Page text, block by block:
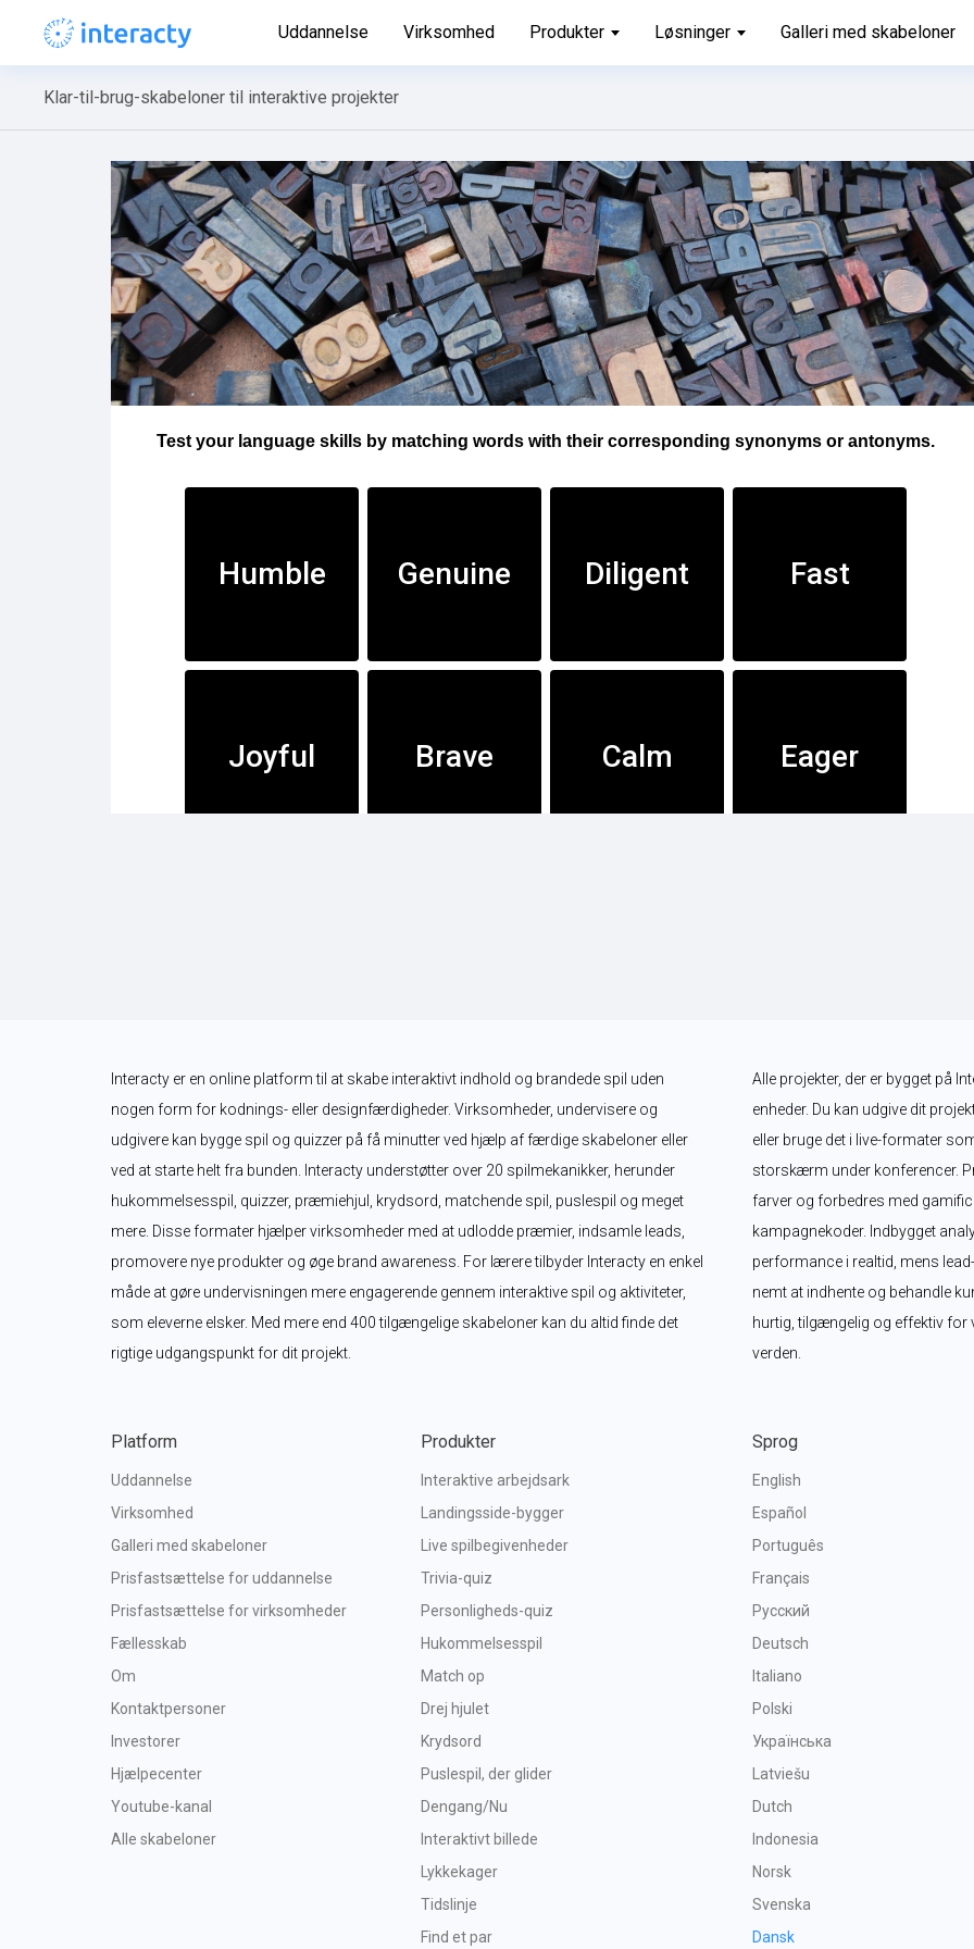
Uddannelse Virksomhed Produkter Løsninger Galleri med skabeloner
Klar-til-brug-skabeloner til interaktive projekter
Interacty er en online platform til at skabe interaktivt indhold og brandede spil uden
nogen form for kodnings- eller designfærdigheder. Virksomheder, undervisere og
udgivere kan bygge spil og quizzer på få minutter ved hjælp af færdige skabeloner eller
ved at starte helt fra bunden. Interacty understøtter over 20 spilmekanikker, herunder
hukommelsesspil, quizzer, præmiehjul, krydsord, matchende spil, puslespil og meget
mere. Disse formater hjælper virksomheder med at udlodde præmier, indsamle leads,
promovere nye produkter og øge brand awareness. For lærere tilbyder Interacty en enkel
måde at gøre undervisningen mere engagerende gennem interaktive spil og aktiviteter,
som eleverne elsker. Med mere end 400 tilgængelige skabeloner kan du altid finde det
rigtige udgangspunkt for dit projekt.
Alle projekter, der er bygget på
enheder. Du kan udgive dit
eller bruge det i live-formater
storskærm under konferencer.
farver og forbedres med
kampagnekoder. Indbygget
performance i realtid, mens
nemt at indhente og behandle
hurtig, tilgængelig og effektiv for
verden.
Platform
Uddannelse
Virksomhed
Galleri med skabeloner
Prisfastsættelse for uddannelse
Prisfastsættelse for virksomheder
Fællesskab
Om
Kontaktpersoner
Investorer
Hjælpecenter
Youtube-kanal
Alle skabeloner
Produkter
Interaktive arbejdsark
Landingsside-bygger
Live spilbegivenheder
Trivia-quiz
Personligheds-quiz
Hukommelsesspil
Match op
Drej hjulet
Krydsord
Puslespil, der glider
Dengang/Nu
Interaktivt billede
Lykkekager
Tidslinje
Find et par
Sprog
English
Español
Português
Français
Русский
Deutsch
Italiano
Polski
Українська
Latviešu
Dutch
Indonesia
Norsk
Svenska
Dansk